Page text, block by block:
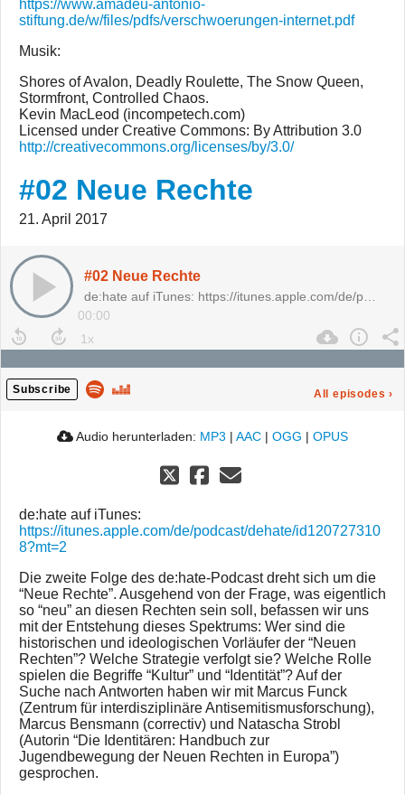
https://www.amadeu-antonio-
stiftung.de/w/files/pdfs/verschwoerungen-internet.pdf
Musik:
Shores of Avalon, Deadly Roulette, The Snow Queen,
Stormfront, Controlled Chaos.
Kevin MacLeod (incompetech.com)
Licensed under Creative Commons: By Attribution 3.0
http://creativecommons.org/licenses/by/3.0/
#02 Neue Rechte
21. April 2017
#02 Neue Rechte
de:hate auf iTunes: https://itunes.apple.com/de/p…
00:00
Subscribe All episodes ›
Audio herunterladen: MP3 | AAC | OGG | OPUS
de:hate auf iTunes:
https://itunes.apple.com/de/podcast/dehate/id120727310
8?mt=2
Die zweite Folge des de:hate-Podcast dreht sich um die
“Neue Rechte”. Ausgehend von der Frage, was eigentlich
so “neu” an diesen Rechten sein soll, befassen wir uns
mit der Entstehung dieses Spektrums: Wer sind die
historischen und ideologischen Vorläufer der “Neuen
Rechten”? Welche Strategie verfolgt sie? Welche Rolle
spielen die Begriffe “Kultur” und “Identität”? Auf der
Suche nach Antworten haben wir mit Marcus Funck
(Zentrum für interdisziplinäre Antisemitismusforschung),
Marcus Bensmann (correctiv) und Natascha Strobl
(Autorin “Die Identitären: Handbuch zur
Jugendbewegung der Neuen Rechten in Europa”)
gesprochen.